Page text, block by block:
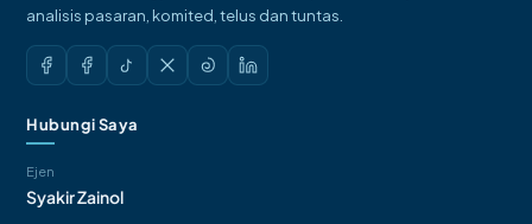
analisis pasaran, komited, telus dan tuntas.
Hubungi Saya
Ejen
Syakir Zainol